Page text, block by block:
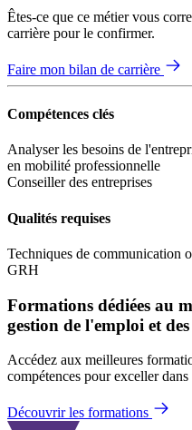
Êtes-ce que ce métier vous
carrière pour le confirmer.
Faire mon bilan de carrière
Compétences clés
Analyser les besoins de
en mobilité professionnelle
Conseiller des entreprises
Qualités requises
Techniques de communication
GRH
Formations dédiées au
gestion de l'emploi et
Accédez aux meilleures
compétences pour exceller dans
Découvrir les formations